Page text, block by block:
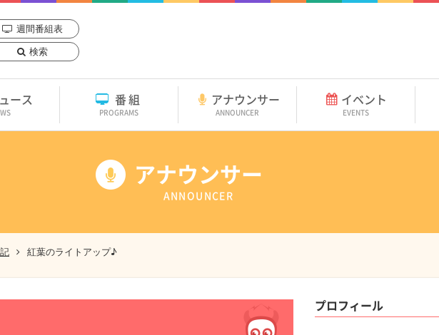
週間番組表
検索
ース 番組
PROGRAMS
アナウンサー
ANNOUNCER
イベント
EVENTS
アナウンサー
ANNOUNCER
紅葉のライトアップ♪
プロフィール